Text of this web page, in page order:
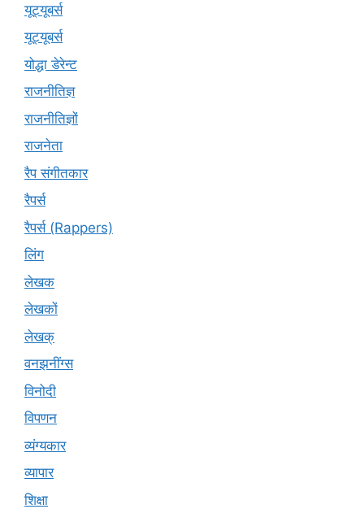
यूट्यूबर्स
यूट्‍यूबर्स
योद्धा डेरेन्ट
राजनीतिज्ञ
राजनीतिज्ञों
राजनेता
रैप संगीतकार
रैपर्स
रैपर्स (Rappers)
लिंग
लेखक
लेखकों
लेखक्
वनझनींग्स
विनोदी
विपणन
व्यंग्यकार
व्यापार
शिक्षा